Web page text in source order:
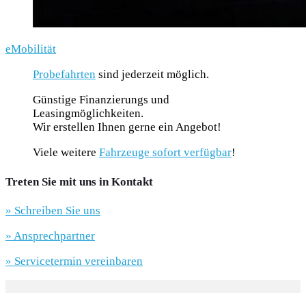
eMobilität
Probefahrten sind jederzeit möglich.
Günstige Finanzierungs und
Leasingmöglichkeiten.
Wir erstellen Ihnen gerne ein Angebot!
Viele weitere Fahrzeuge sofort verfügbar!
Treten Sie mit uns in Kontakt
» Schreiben Sie uns
» Ansprechpartner
» Servicetermin vereinbaren